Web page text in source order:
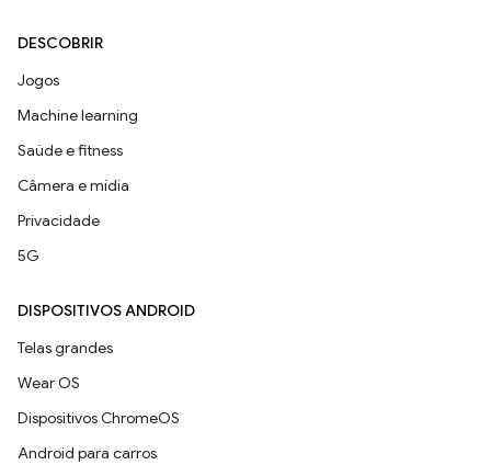
DESCOBRIR
Jogos
Machine learning
Saúde e fitness
Câmera e mídia
Privacidade
5G
DISPOSITIVOS ANDROID
Telas grandes
Wear OS
Dispositivos ChromeOS
Android para carros